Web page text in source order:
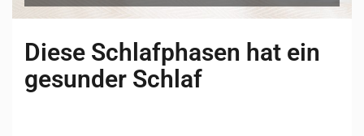
Diese Schlafphasen hat ein
gesunder Schlaf